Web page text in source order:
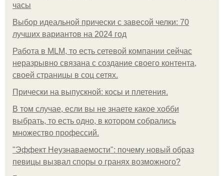
часы
Выбор идеальной прически с завесой челки: 70
лучших вариантов на 2024 год
Работа в MLM, то есть сетевой компании сейчас
неразрывно связана с создание своего контента,
своей страницы в соц сетях.
Прически на выпускной: косы и плетения.
В том случае, если вы не знаете какое хобби
выбрать, то есть одно, в котором собрались
множество профессий.
"Эффект Неузнаваемости": почему новый образ
певицы вызвал споры о гранях возможного?